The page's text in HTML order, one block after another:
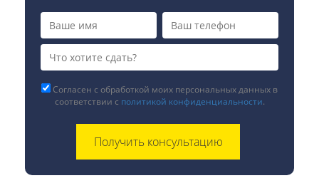
Согласен с обработкой моих персональных данных в
соответствии с политикой конфиденциальности.